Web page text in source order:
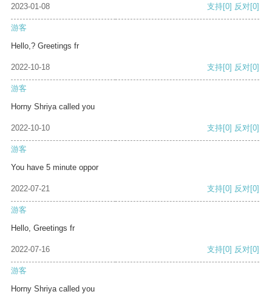
2023-01-08 支持[0] 反对[0]
游客
Hello,? Greetings fr
2022-10-18 支持[0] 反对[0]
游客
Horny Shriya called you
2022-10-10 支持[0] 反对[0]
游客
You have 5 minute oppor
2022-07-21 支持[0] 反对[0]
游客
Hello, Greetings fr
2022-07-16 支持[0] 反对[0]
游客
Horny Shriya called you